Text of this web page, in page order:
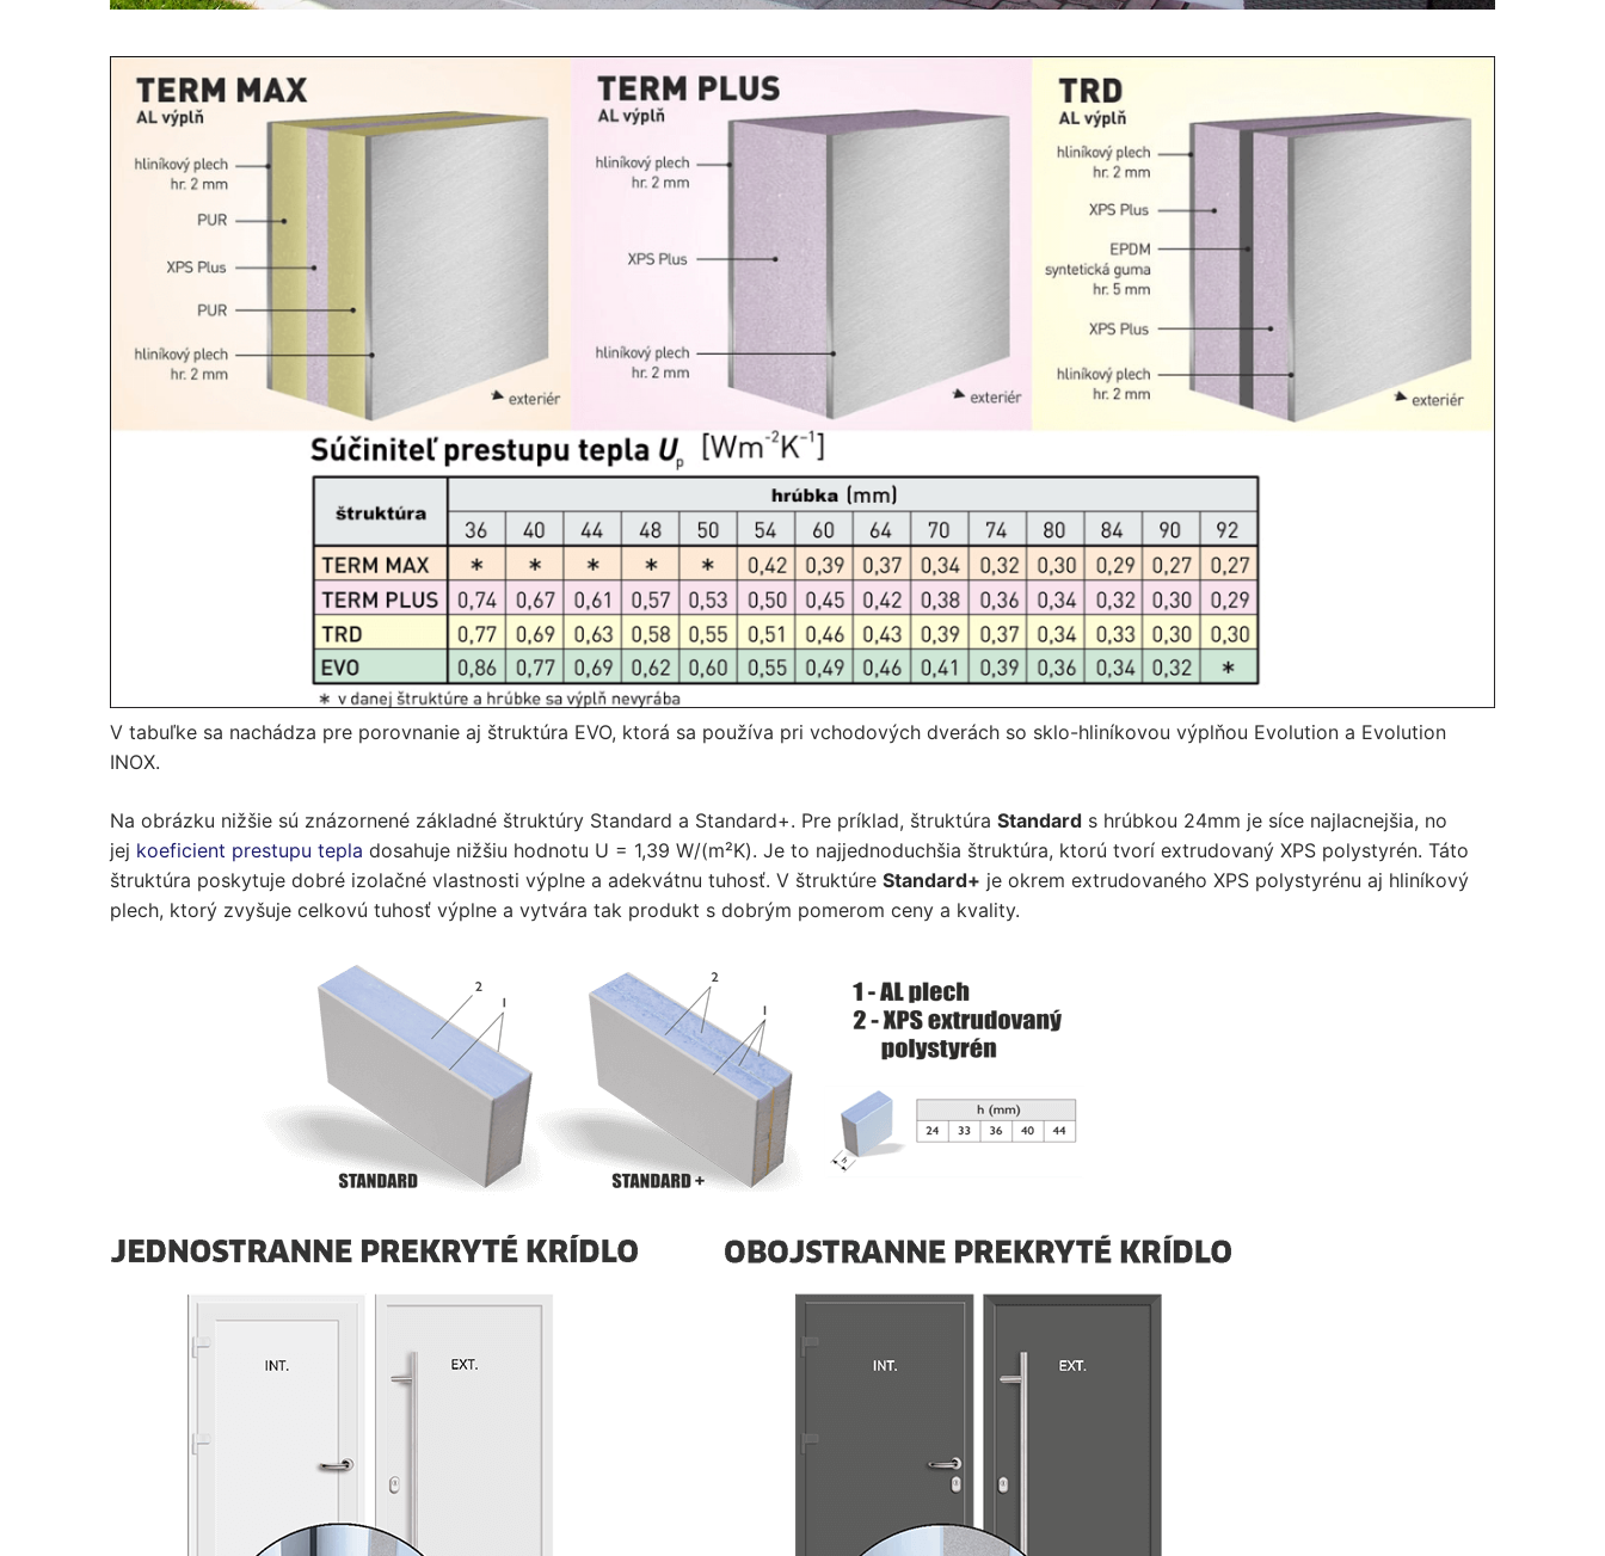
V tabuľke sa nachádza pre porovnanie aj štruktúra EVO, ktorá sa používa pri vchodových dverách so sklo-hliníkovou výplňou Evolution a Evolution
INOX.
Na obrázku nižšie sú znázornené základné štruktúry Standard a Standard+. Pre príklad, štruktúra Standard s hrúbkou 24mm je síce najlacnejšia, no
jej koeficient prestupu tepla dosahuje nižšiu hodnotu U = 1,39 W/(m²K). Je to najjednoduchšia štruktúra, ktorú tvorí extrudovaný XPS polystyrén. Táto
štruktúra poskytuje dobré izolačné vlastnosti výplne a adekvátnu tuhosť. V štruktúre Standard+ je okrem extrudovaného XPS polystyrénu aj hliníkový
plech, ktorý zvyšuje celkovú tuhosť výplne a vytvára tak produkt s dobrým pomerom ceny a kvality.